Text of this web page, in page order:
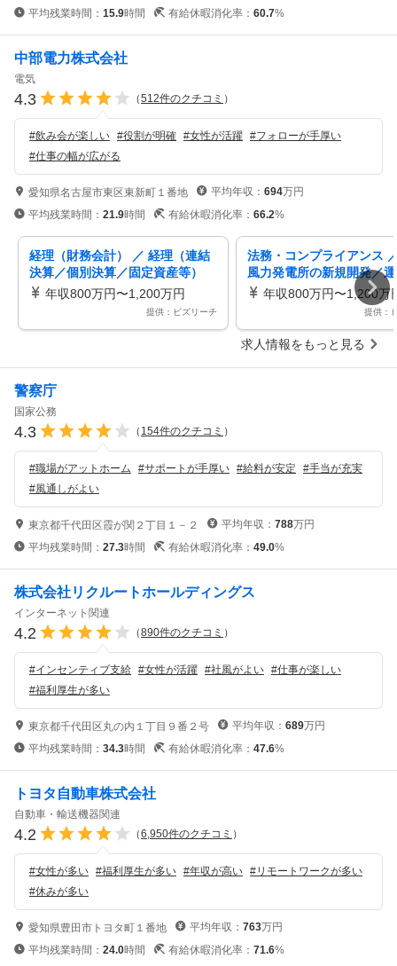
平均残業時間： 15.9時間 有給休暇消化率： 60.7%
中部電力株式会社
電気
4.3 （512件のクチコミ ）
#飲み会が楽しい #役割が明確 #女性が活躍 #フォローが手厚い
#仕事の幅が広がる
愛知県名古屋市東区東新町１番地 平均年収： 694万円
平均残業時間： 21.9時間 有給休暇消化率： 66.2%
経理（財務会計） ／ 経理（連結
決算／個別決算／固定資産等）
「経営管理部」
年収800万円〜1,200万円
提供：ビズリーチ
法務・コンプライアンス
風力発電所の新規開発／
ける法務関連業務「洋上
年収800万円〜1,200万
提供：
求人情報をもっと見る
警察庁
国家公務
4.3 （ 154件のクチコミ ）
#職場がアットホーム #サポートが手厚い #給料が安定 #手当が充実
#風通しがよい
東京都千代田区霞が関２丁目１－２ 平均年収： 788万円
平均残業時間： 27.3時間 有給休暇消化率： 49.0%
株式会社リクルートホールディングス
インターネット関連
4.2 （890件のクチコミ ）
#インセンティブ支給 #女性が活躍 #社風がよい #仕事が楽しい
#福利厚生が多い
東京都千代田区丸の内１丁目９番２号 平均年収： 689万円
平均残業時間： 34.3時間 有給休暇消化率： 47.6%
トヨタ自動車株式会社
自動車・輸送機器関連
4.2 （6,950件のクチコミ ）
#女性が多い #福利厚生が多い #年収が高い #リモートワークが多い
#休みが多い
愛知県豊田市トヨタ町１番地 平均年収： 763万円
平均残業時間： 24.0時間 有給休暇消化率： 71.6%